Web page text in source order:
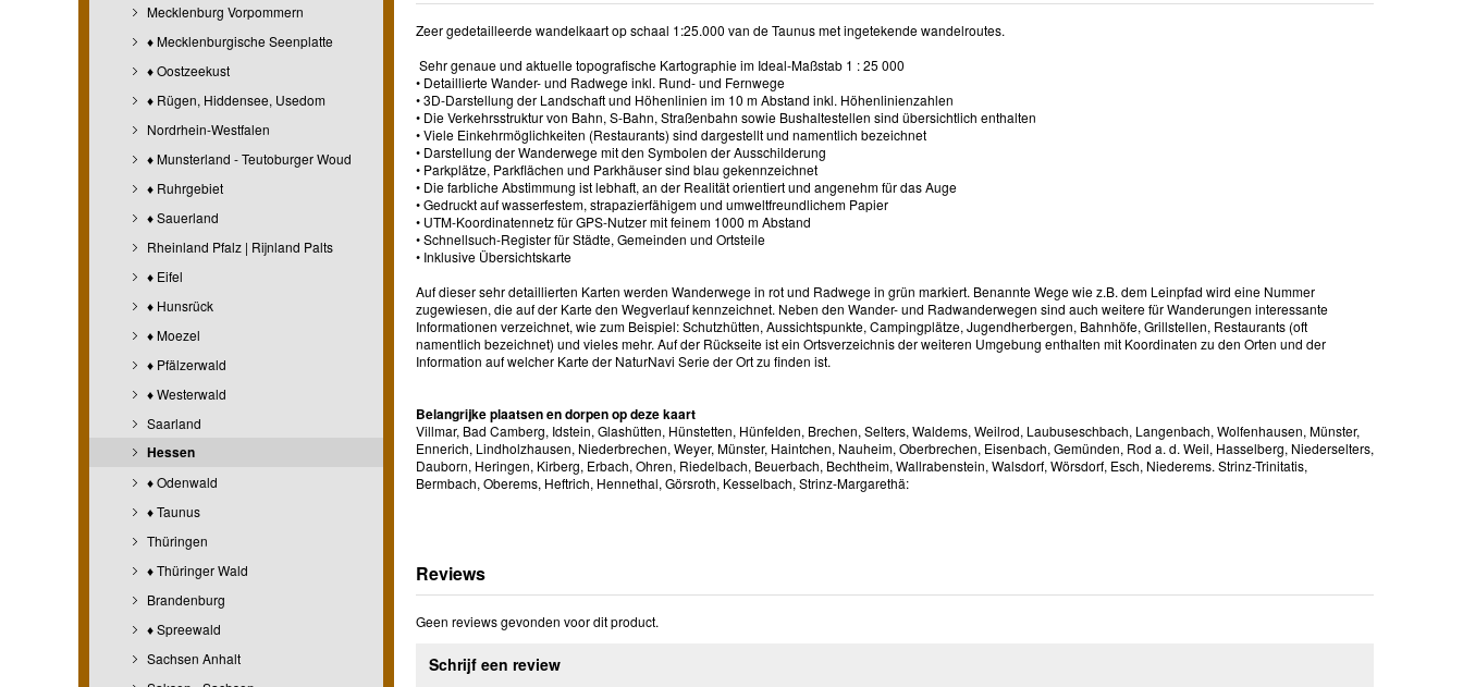
Mecklenburg Vorpommern
♦ Mecklenburgische Seenplatte
♦ Oostzeekust
♦ Rügen, Hiddensee, Usedom
Nordrhein-Westfalen
♦ Munsterland - Teutoburger Woud
♦ Ruhrgebiet
♦ Sauerland
Rheinland Pfalz | Rijnland Palts
♦ Eifel
♦ Hunsrück
♦ Moezel
♦ Pfälzerwald
♦ Westerwald
Saarland
Hessen
♦ Odenwald
♦ Taunus
Thüringen
♦ Thüringer Wald
Brandenburg
♦ Spreewald
Sachsen Anhalt
Zeer gedetailleerde wandelkaart op schaal 1:25.000 van de Taunus met ingetekende wandelroutes.
Sehr genaue und aktuelle topografische Kartographie im Ideal-Maßstab 1 : 25 000
• Detaillierte Wander- und Radwege inkl. Rund- und Fernwege
• 3D-Darstellung der Landschaft und Höhenlinien im 10 m Abstand inkl. Höhenlinienzahlen
• Die Verkehrsstruktur von Bahn, S-Bahn, Straßenbahn sowie Bushaltestellen sind übersichtlich enthalten
• Viele Einkehrmöglichkeiten (Restaurants) sind dargestellt und namentlich bezeichnet
• Darstellung der Wanderwege mit den Symbolen der Ausschilderung
• Parkplätze, Parkflächen und Parkhäuser sind blau gekennzeichnet
• Die farbliche Abstimmung ist lebhaft, an der Realität orientiert und angenehm für das Auge
• Gedruckt auf wasserfestem, strapazierfähigem und umweltfreundlichem Papier
• UTM-Koordinatennetz für GPS-Nutzer mit feinem 1000 m Abstand
• Schnellsuch-Register für Städte, Gemeinden und Ortsteile
• Inklusive Übersichtskarte
Auf dieser sehr detaillierten Karten werden Wanderwege in rot und Radwege in grün markiert. Benannte Wege wie z.B. dem Leinpfad wird eine Nummer
zugewiesen, die auf der Karte den Wegverlauf kennzeichnet. Neben den Wander- und Radwanderwegen sind auch weitere für Wanderungen interessante
Informationen verzeichnet, wie zum Beispiel: Schutzhütten, Aussichtspunkte, Campingplätze, Jugendherbergen, Bahnhöfe, Grillstellen, Restaurants (oft
namentlich bezeichnet) und vieles mehr. Auf der Rückseite ist ein Ortsverzeichnis der weiteren Umgebung enthalten mit Koordinaten zu den Orten und der
Information auf welcher Karte der NaturNavi Serie der Ort zu finden ist.
Belangrijke plaatsen en dorpen op deze kaart
Villmar, Bad Camberg, Idstein, Glashütten, Hünstetten, Hünfelden, Brechen, Selters, Waldems, Weilrod, Laubuseschbach, Langenbach, Wolfenhausen, Münster,
Ennerich, Lindholzhausen, Niederbrechen, Weyer, Münster, Haintchen, Nauheim, Oberbrechen, Eisenbach, Gemünden, Rod a. d. Weil, Hasselberg, Niederselters,
Dauborn, Heringen, Kirberg, Erbach, Ohren, Riedelbach, Beuerbach, Bechtheim, Wallrabenstein, Walsdorf, Wörsdorf, Esch, Niederems. Strinz-Trinitatis,
Bermbach, Oberems, Heftrich, Hennethal, Görsroth, Kesselbach, Strinz-Margarethä:
Reviews
Geen reviews gevonden voor dit product.
Schrijf een review